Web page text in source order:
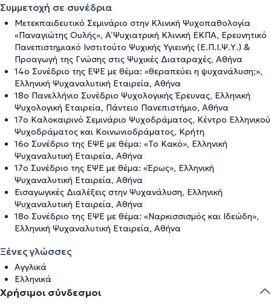
Συμμετοχή σε συνέδρια
Μετεκπαιδευτικό Σεμινάριο στην Κλινική Ψυχοπαθολογία
«Παναγιώτης Ουλής», Α΄ Ψυχιατρική Κλινική ΕΚΠΑ, Ερευνητικό
Πανεπιστημιακό Ινστιτούτο Ψυχικής Υγιεινής (Ε.Π.Ι.Ψ.Υ.) &
Προαγωγή της Γνώσης στις Ψυχικές Διαταραχές, Αθήνα
14ο Συνέδριο της ΕΨΕ με θέμα: «θεραπεύει η ψυχανάλυση;»,
Ελληνική Ψυχαναλυτική Εταιρεία, Αθήνα
18ο Πανελλήνιο Συνέδριο Ψυχολογικής Έρευνας, Ελληνική
Ψυχολογική Εταιρεία, Πάντειο Πανεπιστήμιο, Αθήνα
17ο Καλοκαιρινό Σεμινάριο Ψυχοδράματος, Κέντρο Ελληνικού
Ψυχοδράματος και Κοινωνιοδράματος, Κρήτη
16ο Συνέδριο της ΕΨΕ με θέμα: «Το Κακό», Ελληνική
Ψυχαναλυτική Εταιρεία, Αθήνα
17ο Συνέδριο της ΕΨΕ με θέμα: «Έρως», Ελληνική
Ψυχαναλυτική Εταιρεία, Αθήνα
Εισαγωγικές Διαλέξεις στην Ψυχανάλυση, Ελληνική
Ψυχαναλυτική Εταιρεία, Αθήνα
18ο Συνέδριο της ΕΨΕ με θέμα: «Ναρκισσισμός και Ιδεώδη»,
Ελληνική Ψυχαναλυτική Εταιρεία, Αθήνα
Ξένες γλώσσες
Αγγλικά
Ελληνικά
Χρήσιμοι σύνδεσμοι